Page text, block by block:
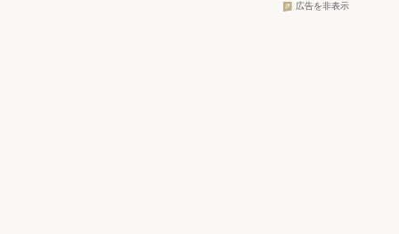
広告を非表示